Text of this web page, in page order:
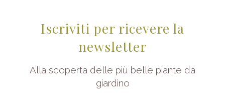
Iscriviti per ricevere la
newsletter
Alla scoperta delle più belle piante da
giardino